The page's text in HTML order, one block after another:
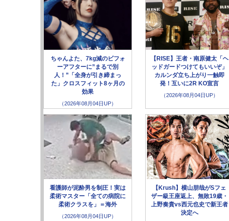
ちゃんよた、7kg減のビフォ
ーアフターに”まるで別
人！”「全身が引き締まっ
た」クロスフィット8ヶ月の
効果
（2026年08月04日UP）
【RISE】王者・南原健太「ヘ
ッドガードつけてもいいぞ」
カルンダ立ち上がり一触即
発！互いに2R KO宣言
（2026年08月04日UP）
看護師が泥酔男を制圧！実は
柔術マスター「全ての病院に
柔術クラスを」＝海外
（2026年08月04日UP）
【Krush】横山朋哉がSフェ
ザー級王座返上、無敗19歳・
上野奏貴vs西元也史で新王者
決定へ